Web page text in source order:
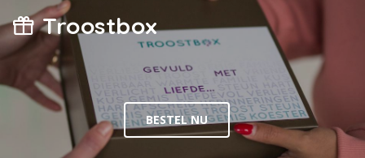
Troostbox
BESTEL NU